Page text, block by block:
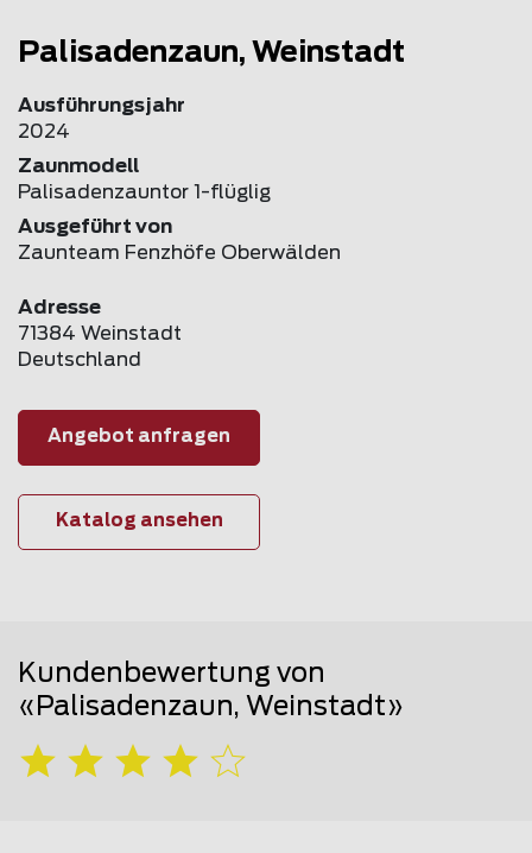
Palisadenzaun, Weinstadt
Ausführungsjahr
2024
Zaunmodell
Palisadenzauntor 1-flüglig
Ausgeführt von
Zaunteam Fenzhöfe Oberwälden
Adresse
71384 Weinstadt
Deutschland
Angebot anfragen
Katalog ansehen
Kundenbewertung von
«Palisadenzaun, Weinstadt»